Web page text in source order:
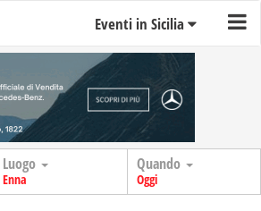
Eventi in Sicilia
Luogo
Enna
Quando
Oggi